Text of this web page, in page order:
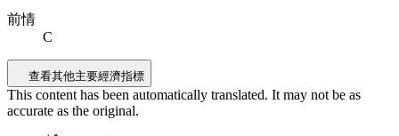
前情
C
查看其他主要經濟指標
This content has been automatically translated. It may not be as
accurate as the original.